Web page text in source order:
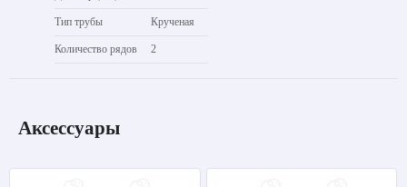
Тип трубы Крученая
Количество рядов 2
Аксессуары